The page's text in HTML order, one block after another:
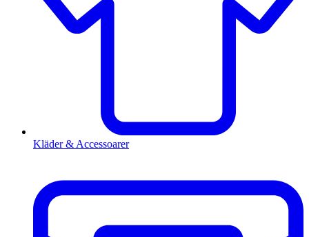
Kläder & Accessoarer